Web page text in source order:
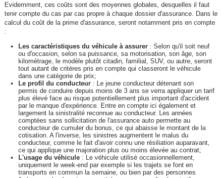
Evidemment, ces coûts sont des moyennes globales, desquelles il faut
tenir compte du cas par cas propre à chaque dossier d'assurance. Dans le
calcul du coût de la prime d'assurance, seront notamment pris en compte
:
Les caractéristiques du véhicule à assurer: Selon qu'il soit neuf
ou d'occasion, selon sa puissance, sa motorisation, son âge, son
kilométrage, le modèle plutôt citadin, familial, SUV, ou autre, seront
tout autant de critères pris en compte qui classeront le véhicule
dans une catégorie de prix;
Le profil du conducteur: Le jeune conducteur détenant son
permis de conduire depuis moins de 3 ans se verra appliquer un tarif
plus élevé face au risque potentiellement plus important d'accident
par le manque d'expérience. Entre en compte ici également et
largement la sinistralité reconnue au conducteur. Les années
comptées sans sollicitation de l'assurance auto permette au
conducteur de cumuler du bonus, ce qui abaisse le montant de la
cotisation. A l'inverse, les sinistres augmentent le malus du
conducteur, comme le fait d'avoir connu une résiliation auparavant,
ce qui applique une majoration plus ou moins élevée au contrat;
L'usage du véhicule: Le véhicule utilisé occasionnellement,
uniquement le week-end par exemple si les trajets se font en
transports en commun la semaine, ou bien par des personnes